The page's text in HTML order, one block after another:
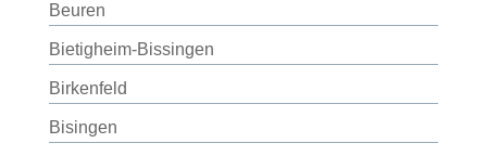
Beuren
Bietigheim-Bissingen
Birkenfeld
Bisingen